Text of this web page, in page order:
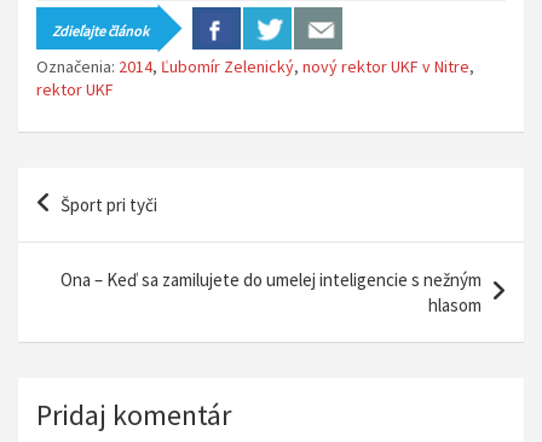
Zdieľajte článok
Označenia: 2014, Ľubomír Zelenický, nový rektor UKF v Nitre,
rektor UKF
g
Šport pri tyči
Ona – Keď sa zamilujete do umelej inteligencie s nežným
hlasom
Pridaj komentár